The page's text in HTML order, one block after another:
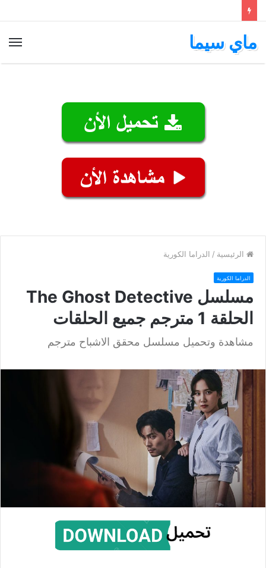
ماي سيما
الرئيسية / الدراما الكورية
الدراما الكورية
مسلسل The Ghost Detective
الحلقة 1 مترجم جميع الحلقات
مشاهدة وتحميل مسلسل محقق الاشباح مترجم